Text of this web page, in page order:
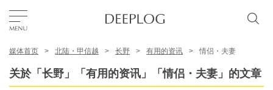
媒体首页 北陆・甲信越 长野 有用的资讯 情侣・夫妻
关於「长野」「有用的资讯」「情侣・夫妻」的文章